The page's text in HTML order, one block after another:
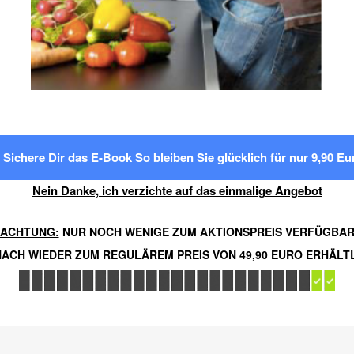
Sichere Dir das E-Book So bleiben Sie glücklich für nur 9,90
Nein Danke, ich verzichte auf das einmalige Angebot
ACHTUNG: NUR NOCH WENIGE ZUM AKTIONSPREIS VERFÜGBAR
WIEDER ZUM REGULÄREM PREIS VON 49,90 EURO